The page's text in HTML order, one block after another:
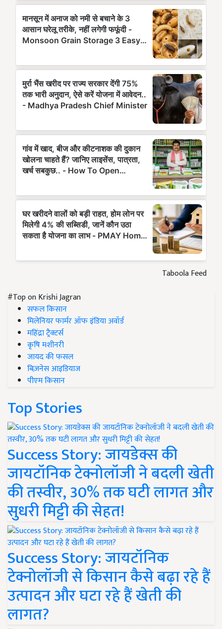
Taboola Feed
#Top on Krishi Jagran
सफल किसान
मिलेनियर फार्मर ऑफ इंडिया अवॉर्ड
महिंद्रा ट्रैक्टर्स
कृषि मशीनरी
जायद की फसल
बिज़नेस आइडियाज
पीएम किसान
Top Stories
Success Story: जायडेक्स की
जायटॉनिक टेक्नोलॉजी ने बदली खेती
की तस्वीर, 30% तक घटी लागत और
सुधरी मिट्टी की सेहत!
Success Story: जायटॉनिक
टेक्नोलॉजी से किसान कैसे बढ़ा रहे हैं
उत्पादन और घटा रहे हैं खेती की
लागत?